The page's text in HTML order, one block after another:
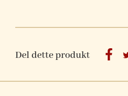
Del dette produkt